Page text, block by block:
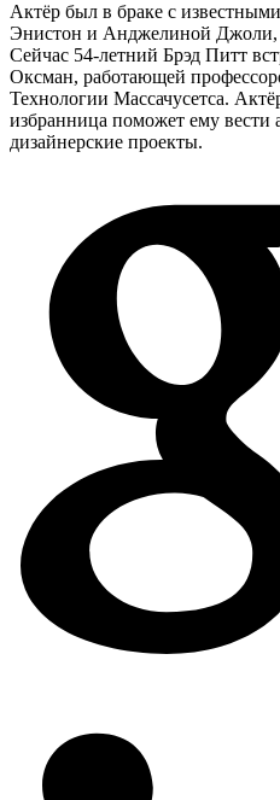
Актёр был в браке с
Энистон и Анджелиной Джоли,
Сейчас 54-летний Брэд Питт
Оксман, работающей
Технологии Массачусетса.
избранница поможет ему вести
дизайнерские проекты.